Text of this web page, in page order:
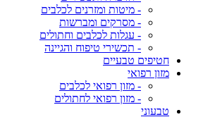
- מיטות ומזרנים לכלבים
- מסרקים ומברשות
- עגלות לכלבים וחתולים
- תכשירי טיפוח והגיינה
חטיפים טבעיים
מזון רפואי
- מזון רפואי לכלבים
- מזון רפואי לחתולים
טבעוני